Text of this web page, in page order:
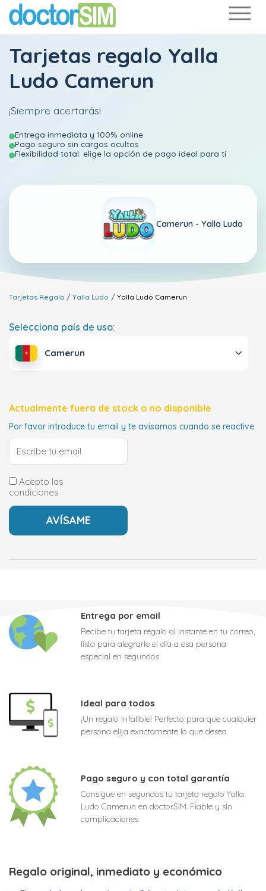
Tarjetas regalo Yalla
Ludo Camerun
¡Siempre acertarás!
Entrega inmediata y 100% online
Pago seguro sin cargos ocultos
Flexibilidad total: elige la opción de pago ideal para ti
Camerun - Yalla Ludo
Tarjetas Regalo Yalla Ludo Yalla Ludo Camerun
Selecciona país de uso:
Camerun
Actualmente fuera de stock o no disponible
Por favor introduce tu email y te avisamos cuando se reactive.
Acepto las
condiciones
Entrega por email
Recibe tu tarjeta regalo al instante en tu correo,
lista para alegrarle el día a esa persona
especial en segundos
Ideal para todos
¡Un regalo infalible! Perfecto para que cualquier
persona elija exactamente lo que desea
Pago seguro y con total garantía
Consigue en segundos tu tarjeta regalo Yalla
Ludo Camerun en doctorSIM. Fiable y sin
complicaciones
Regalo original, inmediato y económico